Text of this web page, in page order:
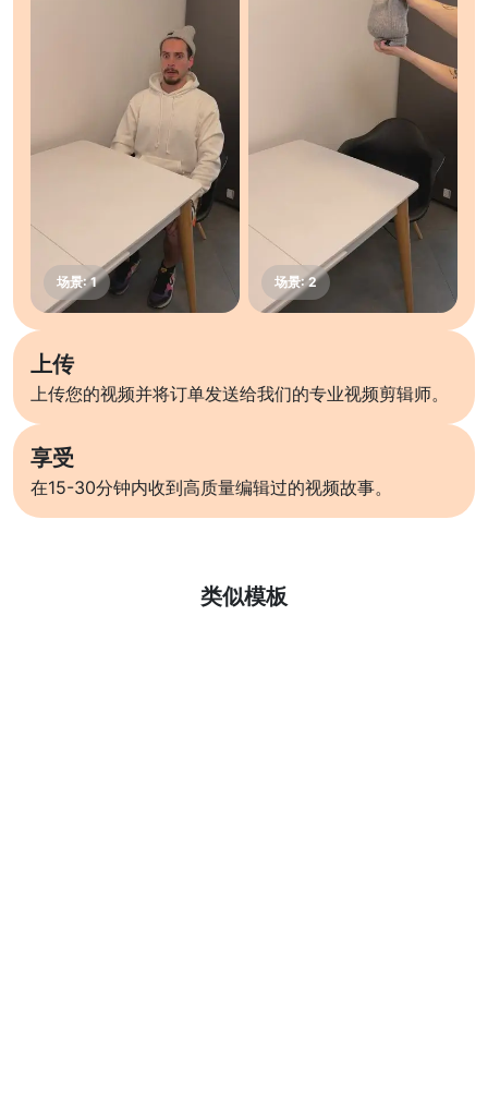
上传
上传您的视频并将订单发送给我们的专业视频剪辑师。
享受
在15-30分钟内收到高质量编辑过的视频故事。
类似模板
了解更多